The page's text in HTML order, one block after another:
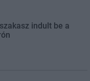
indult be a